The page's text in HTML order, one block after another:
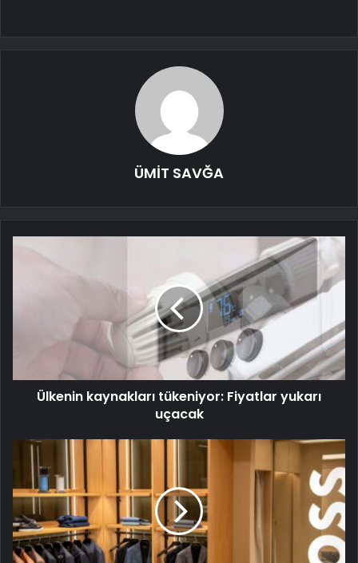
ÜMİT SAVĞA
Ülkenin kaynakları tükeniyor: Fiyatlar yukarı
uçacak